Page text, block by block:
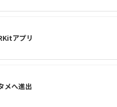
アプリ
メへ進出